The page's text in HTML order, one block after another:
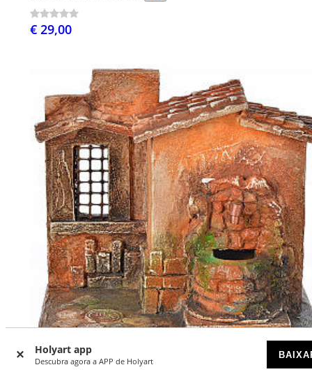
Holyart app
Descubra agora a APP de Holyart
€ 29,00
-33%